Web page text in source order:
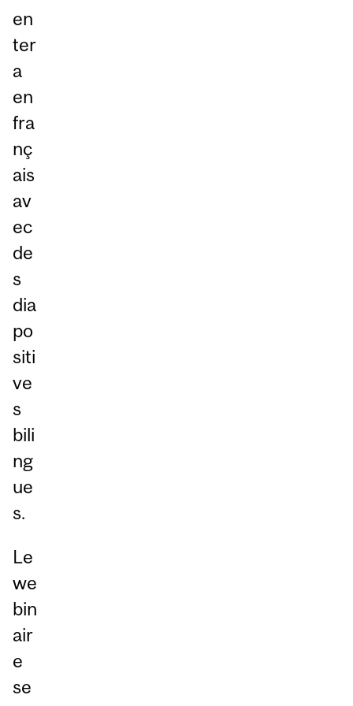
en
ter
a
en
fra
nç
ais
av
ec
de
s
dia
po
siti
ve
s
bili
ng
ue
s.
Le
we
bin
air
e
se